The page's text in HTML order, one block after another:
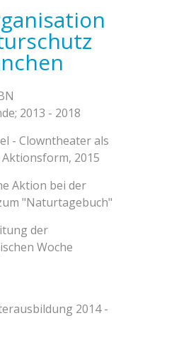
2013 - 2018
- Clowntheater als
2015
Aktion bei der
"Naturtagebuch"
der
Woche
2014 -